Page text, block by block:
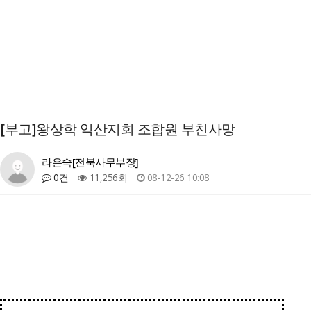
[부고]왕상학 익산지회 조합원 부친사망
라은숙[전북사무부장]
0건 11,256회 08-12-26 10:08